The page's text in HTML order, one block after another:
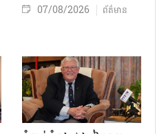
07/08/2026 ព័ត៌មាន